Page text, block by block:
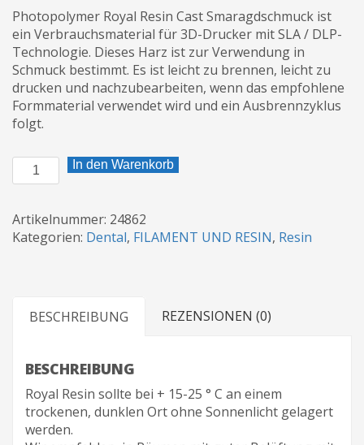
Photopolymer Royal Resin Cast Smaragdschmuck ist
ein Verbrauchsmaterial für 3D-Drucker mit SLA / DLP-
Technologie. Dieses Harz ist zur Verwendung in
Schmuck bestimmt. Es ist leicht zu brennen, leicht zu
drucken und nachzubearbeiten, wenn das empfohlene
Formmaterial verwendet wird und ein Ausbrennzyklus
folgt.
Photopolymerharz
ROYAL
CAST
EMERALD
In den Warenkorb
Artikelnummer: 24862
Kategorien: Dental, FILAMENT UND RESIN, Resin
BESCHREIBUNG REZENSIONEN (0)
BESCHREIBUNG
Royal Resin sollte bei + 15-25 ° C an einem
trockenen, dunklen Ort ohne Sonnenlicht gelagert
werden.